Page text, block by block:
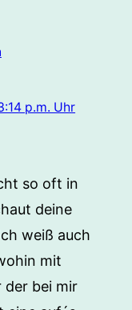
p.m. Uhr
so oft in
deine
weiß auch
mit
der bei mir